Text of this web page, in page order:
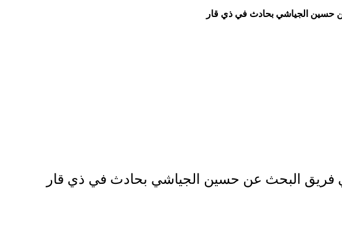
حسين الجياشي بحادث في ذي قار
فريق البحث عن حسين الجياشي بحادث في ذي قار